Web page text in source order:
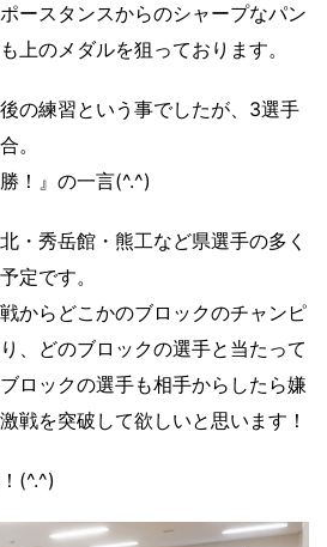
ースタンスからのシャープなパン
上のメダルを狙っております。
の練習という事でしたが、3選手
。
！』の一言(^.^)
・秀岳館・熊工など県選手の多く
定です。
からどこかのブロックのチャンピ
、どのブロックの選手と当たって
ロックの選手も相手からしたら嫌
戦を突破して欲しいと思います！
(^.^)